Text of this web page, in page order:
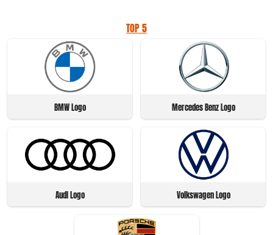
TOP 5
BMW Logo Mercedes Benz Logo
Audi Logo Volkswagen Logo